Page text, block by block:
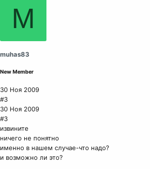
M
muhas83
New Member
30 Ноя 2009
#3
30 Ноя 2009
#3
извините
ничего не понятно
именно в нашем случае-что надо?
и возможно ли это?